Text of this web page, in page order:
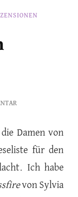
ZU
VON
SYLVIA
Damen von
für den
Ich habe
von Sylvia